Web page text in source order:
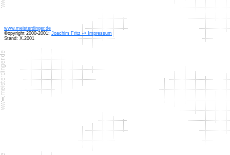
www.meisterdinger.de
©opyright 2000-2001: Joachim Fritz -> Impressum
Stand: X.2001